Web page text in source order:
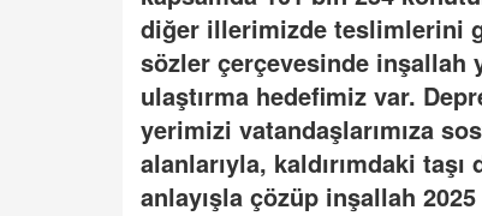
diğer illerimizde teslimlerini
sözler çerçevesinde inşallah
ulaştırma hedefimiz var.
yerimizi vatandaşlarımıza
alanlarıyla, kaldırımdaki
anlayışla çözüp inşallah